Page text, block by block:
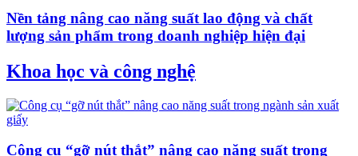
Nền tảng nâng cao năng suất lao động và chất
lượng sản phẩm trong doanh nghiệp hiện đại
Khoa học và công nghệ
Công cụ “gỡ nút thắt” nâng cao năng suất trong